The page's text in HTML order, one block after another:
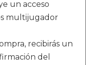
un acceso
multijugador
recibirás un
del